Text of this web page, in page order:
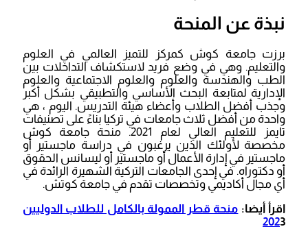
نبذة عن المنحة
برزت جامعة كوش كمركز للتميز العالمي في العلوم
والتعليم. وهي في وضع فريد لاستكشاف التداخلات بين
الطب والهندسة والعلوم والعلوم الاجتماعية والعلوم
الإدارية لمتابعة البحث الأساسي والتطبيقي بشكل أكبر
وجذب أفضل الطلاب وأعضاء هيئة التدريس. اليوم ، هي
واحدة من أفضل ثلاث جامعات في تركيا بناءً على تصنيفات
تايمز للتعليم العالي لعام 2021. منحة جامعة كوش
مخصصة لأولئك الذين يرغبون في دراسة ماجستير أو
ماجستير في إدارة الأعمال أو ماجستير أو ليسانس الحقوق
أو دكتوراه. في إحدى الجامعات التركية الشهيرة الرائدة في
أي مجال أكاديمي وتخصصات تقدم في جامعة كوتش.
اقرأ أيضا: منحة قطر الممولة بالكامل للطلاب الدوليين
2023